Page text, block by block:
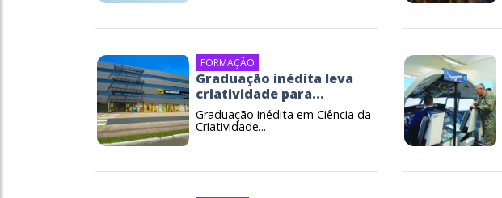
FORMAÇÃO
Graduação inédita leva
criatividade para...
Graduação inédita em Ciência da
Criatividade...